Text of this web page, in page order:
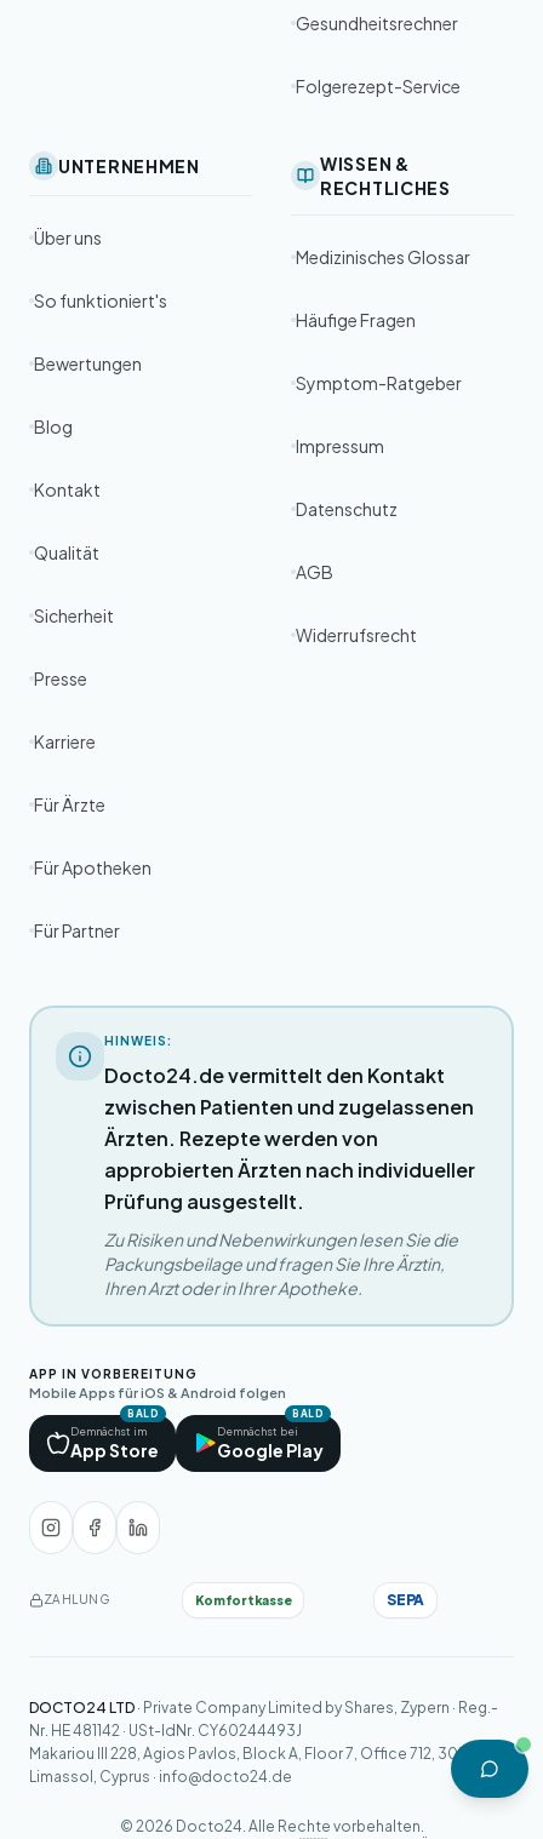
Gesundheitsrechner
Folgerezept-Service
UNTERNEHMEN
Über uns
So funktioniert's
Bewertungen
Blog
Kontakt
Qualität
Sicherheit
Presse
Karriere
Für Ärzte
Für Apotheken
Für Partner
WISSEN &
RECHTLICHES
Medizinisches Glossar
Häufige Fragen
Symptom-Ratgeber
Impressum
Datenschutz
AGB
Widerrufsrecht
HINWEIS:
Docto24.de vermittelt den Kontakt
zwischen Patienten und zugelassenen
Ärzten. Rezepte werden von
approbierten Ärzten nach individueller
Prüfung ausgestellt.
Zu Risiken und Nebenwirkungen lesen Sie die
Packungsbeilage und fragen Sie Ihre Ärztin,
Ihren Arzt oder in Ihrer Apotheke.
APP IN VORBEREITUNG
Mobile Apps für iOS & Android folgen
BALD
Demnächst im
App Store
BALD
Demnächst bei
Google Play
ZAHLUNG Komfortkasse SEPA
DOCTO24 LTD · Private Company Limited by Shares, Zypern · Reg.-
Nr. HE 481142 · USt-IdNr. CY60244493J
Makariou III 228, Agios Pavlos, Block A, Floor 7, Office 712, 3030
Limassol, Cyprus · info@docto24.de
© 2026 Docto24. Alle Rechte vorbehalten.